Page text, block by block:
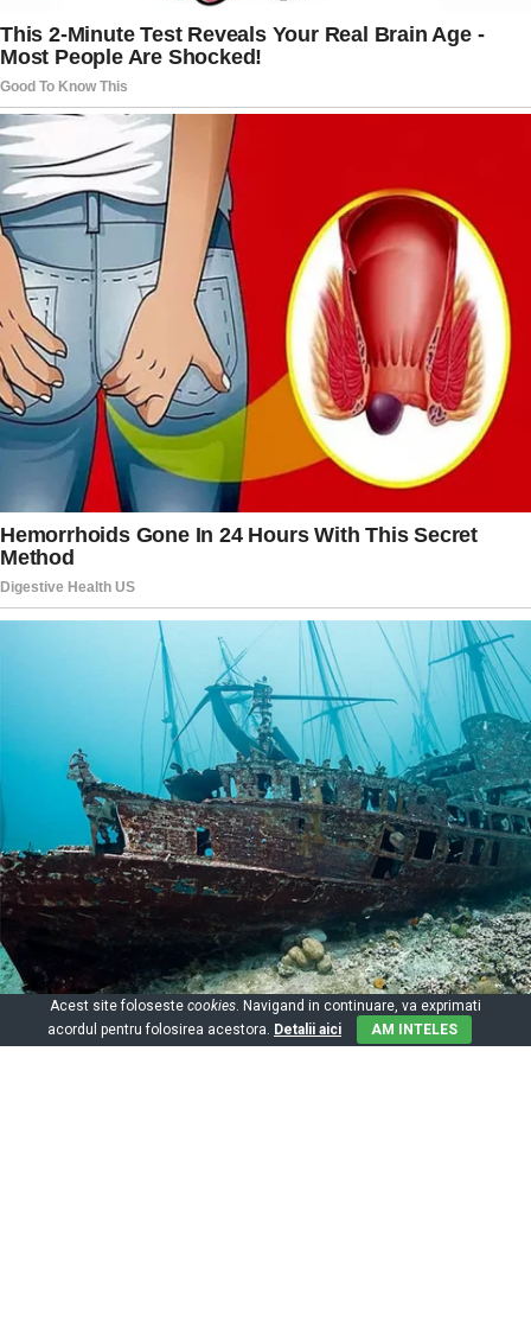
Acest site foloseste cookies. Navigand in continuare, va exprimati
acordul pentru folosirea acestora. Detalii aici AM INTELES